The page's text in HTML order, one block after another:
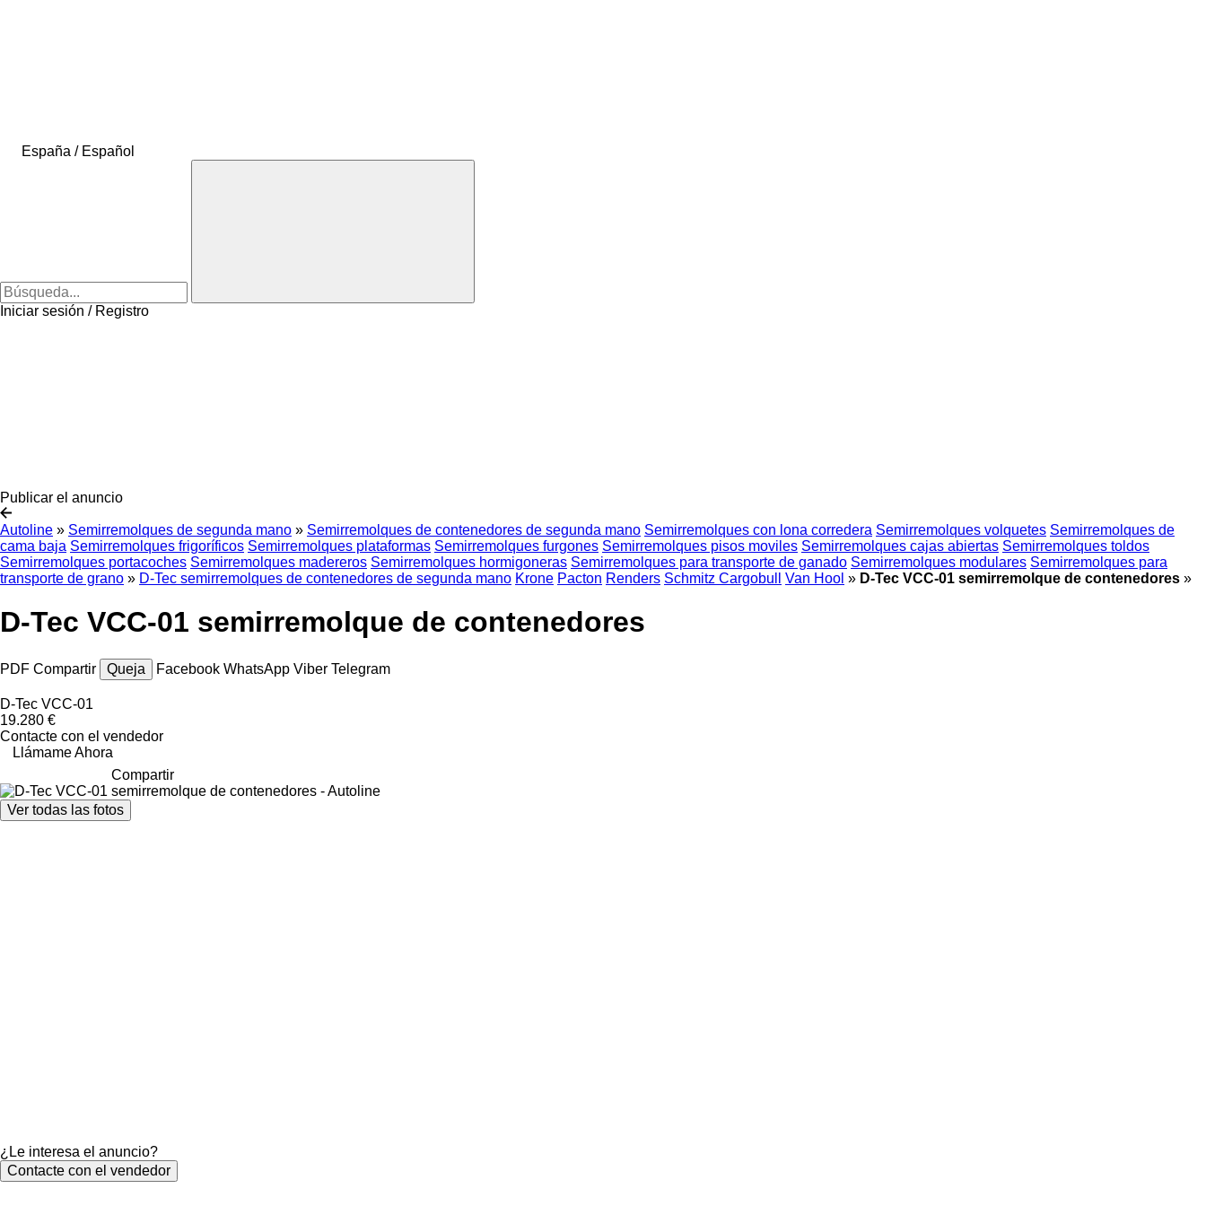
España / Español
Iniciar sesión / Registro
Publicar el anuncio
Autoline » Semirremolques de segunda mano » Semirremolques de contenedores de segunda mano Semirremolques con lona corredera Semirremolques volquetes Semirremolques de
cama baja Semirremolques frigoríficos Semirremolques plataformas Semirremolques furgones Semirremolques pisos moviles Semirremolques cajas abiertas Semirremolques toldos
Semirremolques portacoches Semirremolques madereros Semirremolques hormigoneras Semirremolques para transporte de ganado Semirremolques modulares Semirremolques para
transporte de grano » D-Tec semirremolques de contenedores de segunda mano Krone Pacton Renders Schmitz Cargobull Van Hool » D-Tec VCC-01 semirremolque de contenedores »
D-Tec VCC-01 semirremolque de contenedores
PDF Compartir Queja Facebook WhatsApp Viber Telegram
D-Tec VCC-01
19.280 €
Contacte con el vendedor
Llámame Ahora
Compartir
Ver todas las fotos
¿Le interesa el anuncio?
Contacte con el vendedor